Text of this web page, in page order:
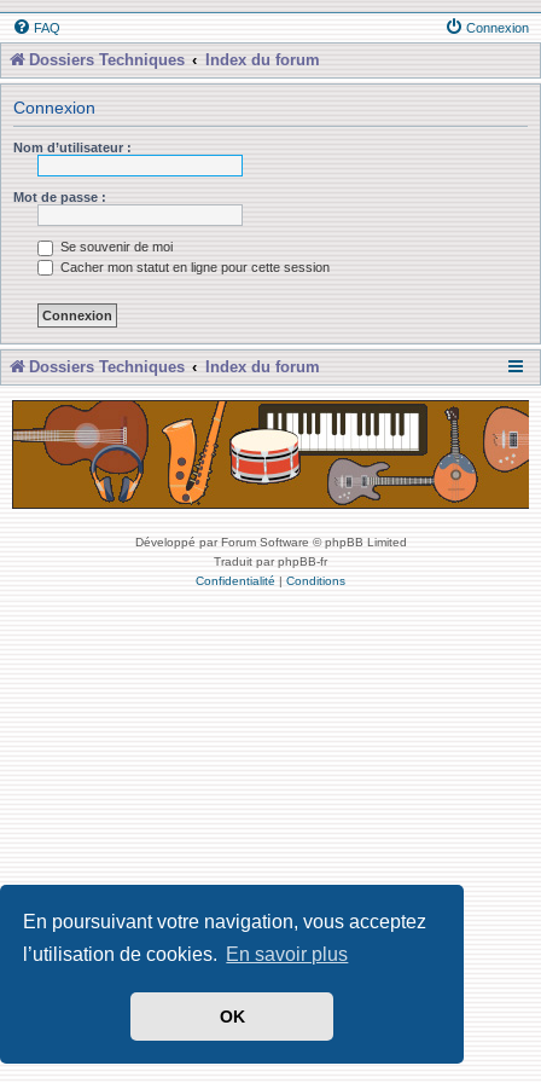
En poursuivant votre navigation, vous acceptez
l’utilisation de cookies. En savoir plus
OK
FAQ Connexion
Dossiers Techniques Index du forum
Connexion
Nom d’utilisateur :
Mot de passe :
Se souvenir de moi
Cacher mon statut en ligne pour cette session
Dossiers Techniques Index du forum
Développé par Forum Software © phpBB Limited
Traduit par phpBB-fr
Confidentialité | Conditions